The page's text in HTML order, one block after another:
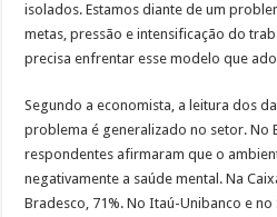
isolados. Estamos diante de um
metas, pressão e intensificação do
precisa enfrentar esse modelo que
Segundo a economista, a leitura dos
problema é generalizado no setor. No
respondentes afirmaram que o
negativamente a saúde mental. Na
Bradesco, 71%. No Itaú-Unibanco e no